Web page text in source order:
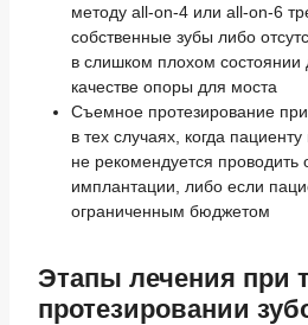
методу all-on-4 или all-on-6
собственные зубы либо
в слишком плохом состоянии
качестве опоры для моста
Съемное протезирование
в тех случаях, когда
не рекомендуется
имплантации, либо если
ограниченным бюджетом
Этапы лечения при
протезировании